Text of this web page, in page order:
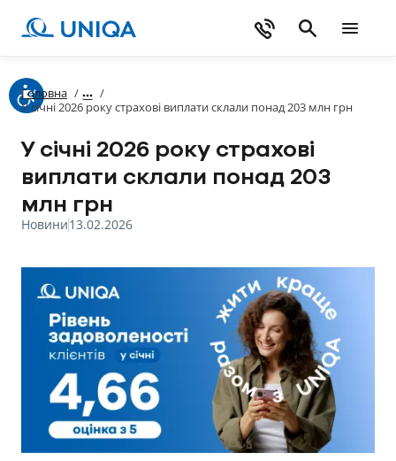
Головна /
/
У січні 2026 року страхові виплати склали понад 203 млн грн
У січні 2026 року страхові
виплати склали понад 203
млн грн
Новини13.02.2026